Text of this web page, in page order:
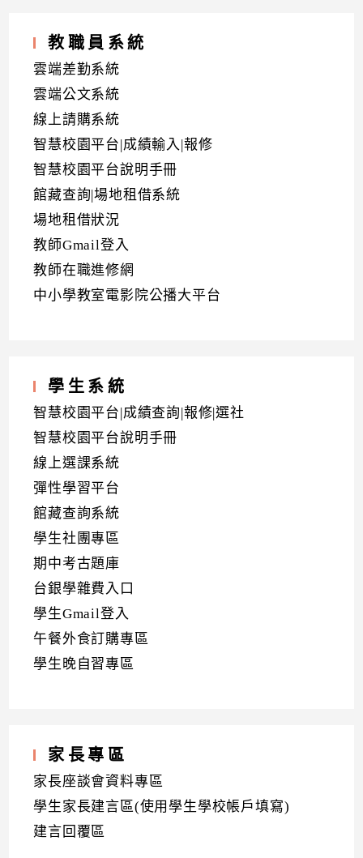
教職員系統
雲端差勤系統
雲端公文系統
線上請購系統
智慧校園平台|成績輸入|報修
智慧校園平台說明手冊
館藏查詢|場地租借系統
場地租借狀況
教師Gmail登入
教師在職進修網
中小學教室電影院公播大平台
學生系統
智慧校園平台|成績查詢|報修|選社
智慧校園平台說明手冊
線上選課系統
彈性學習平台
館藏查詢系統
學生社團專區
期中考古題庫
台銀學雜費入口
學生Gmail登入
午餐外食訂購專區
學生晚自習專區
家長專區
家長座談會資料專區
學生家長建言區(使用學生學校帳戶填寫)
建言回覆區